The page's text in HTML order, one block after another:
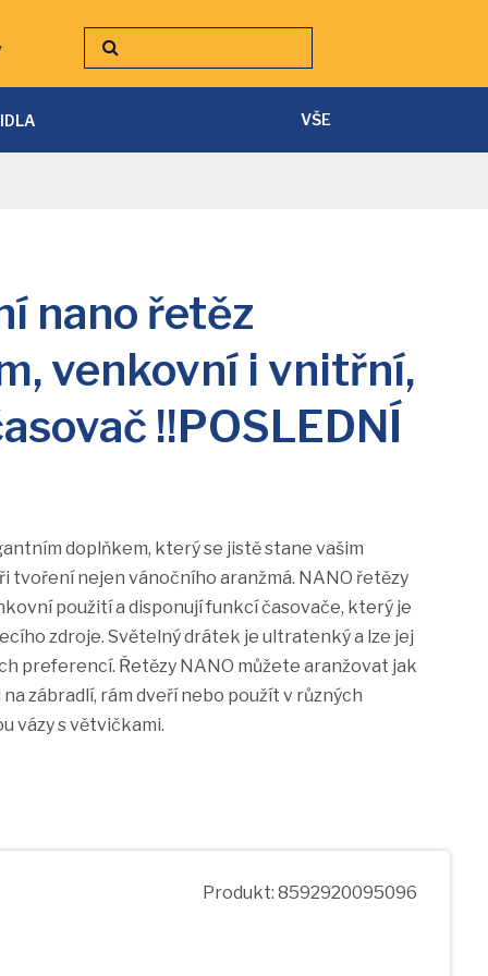
nano řetěz
venkovní i vnitřní,
!!POSLEDNÍ
doplňkem, který se jistě stane vašim
tvoření nejen vánočního aranžmá. NANO řetězy
použití a disponují funkcí časovače, který je
zdroje. Světelný drátek je ultratenký a lze jej
preferencí. Řetězy NANO můžete aranžovat jak
zábradlí, rám dveří nebo použít v různých
vázy s větvičkami.
Produkt: 8592920095096
VŠE